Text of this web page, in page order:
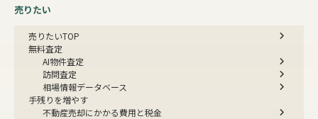
売りたい
売りたいTOP
無料査定
AI物件査定
訪問査定
相場情報データベース
手残りを増やす
不動産売却にかかる費用と税金